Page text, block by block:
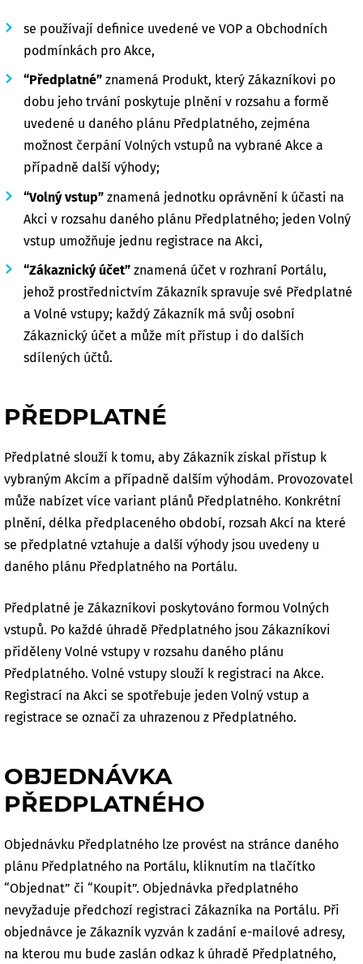
se používají definice uvedené ve VOP a Obchodních
podmínkách pro Akce,
“Předplatné” znamená Produkt, který Zákazníkovi po
dobu jeho trvání poskytuje plnění v rozsahu a formě
uvedené u daného plánu Předplatného, zejména
možnost čerpání Volných vstupů na vybrané Akce a
případně další výhody;
“Volný vstup” znamená jednotku oprávnění k účasti na
Akci v rozsahu daného plánu Předplatného; jeden Volný
vstup umožňuje jednu registrace na Akci,
“Zákaznický účet” znamená účet v rozhraní Portálu,
jehož prostřednictvím Zákazník spravuje své Předplatné
a Volné vstupy; každý Zákazník má svůj osobní
Zákaznický účet a může mít přístup i do dalších
sdílených účtů.
PŘEDPLATNÉ
Předplatné slouží k tomu, aby Zákazník získal přístup k
vybraným Akcím a případně dalším výhodám. Provozovatel
může nabízet více variant plánů Předplatného. Konkrétní
plnění, délka předplaceného období, rozsah Akcí na které
se předplatné vztahuje a další výhody jsou uvedeny u
daného plánu Předplatného na Portálu.
Předplatné je Zákazníkovi poskytováno formou Volných
vstupů. Po každé úhradě Předplatného jsou Zákazníkovi
přiděleny Volné vstupy v rozsahu daného plánu
Předplatného. Volné vstupy slouží k registraci na Akce.
Registrací na Akci se spotřebuje jeden Volný vstup a
registrace se označí za uhrazenou z Předplatného.
OBJEDNÁVKA
PŘEDPLATNÉHO
Objednávku Předplatného lze provést na stránce daného
plánu Předplatného na Portálu, kliknutím na tlačítko
“Objednat” či “Koupit”. Objednávka předplatného
nevyžaduje předchozí registraci Zákazníka na Portálu. Při
objednávce je Zákazník vyzván k zadání e-mailové adresy,
na kterou mu bude zaslán odkaz k úhradě Předplatného,